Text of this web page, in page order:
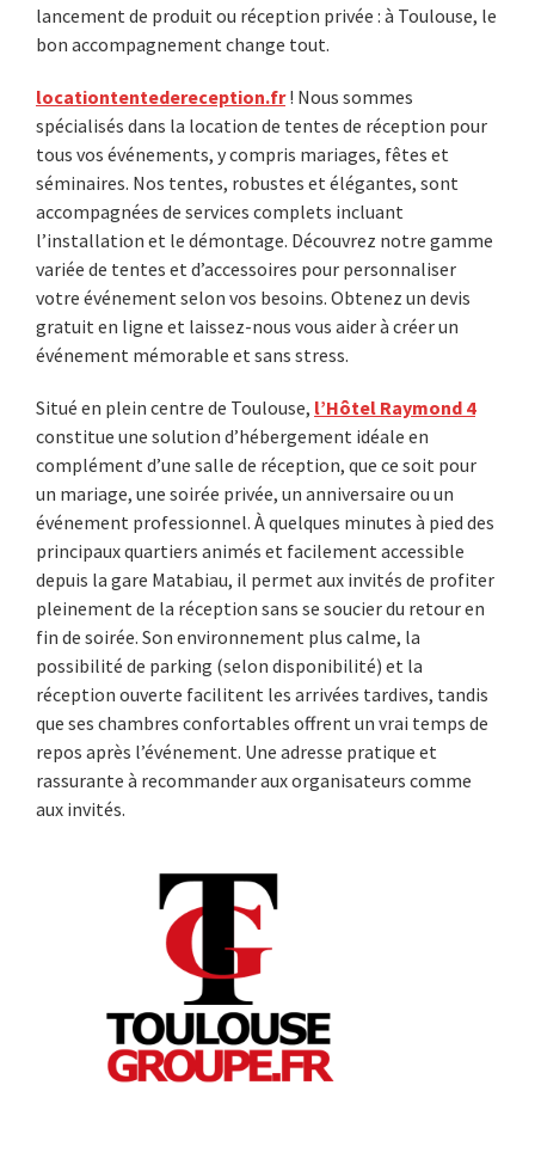
lancement de produit ou réception privée : à Toulouse, le
bon accompagnement change tout.
locationtentedereception.fr! Nous sommes
spécialisés dans la location de tentes de réception pour
tous vos événements, y compris mariages, fêtes et
séminaires. Nos tentes, robustes et élégantes, sont
accompagnées de services complets incluant
l’installation et le démontage. Découvrez notre gamme
variée de tentes et d’accessoires pour personnaliser
votre événement selon vos besoins. Obtenez un devis
gratuit en ligne et laissez-nous vous aider à créer un
événement mémorable et sans stress.
Situé en plein centre de Toulouse, l’Hôtel Raymond 4
constitue une solution d’hébergement idéale en
complément d’une salle de réception, que ce soit pour
un mariage, une soirée privée, un anniversaire ou un
événement professionnel. À quelques minutes à pied des
principaux quartiers animés et facilement accessible
depuis la gare Matabiau, il permet aux invités de profiter
pleinement de la réception sans se soucier du retour en
fin de soirée. Son environnement plus calme, la
possibilité de parking (selon disponibilité) et la
réception ouverte facilitent les arrivées tardives, tandis
que ses chambres confortables offrent un vrai temps de
repos après l’événement. Une adresse pratique et
rassurante à recommander aux organisateurs comme
aux invités.